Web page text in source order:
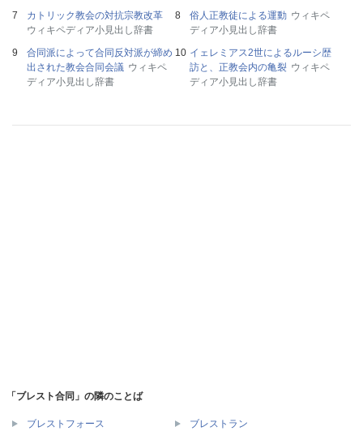
カトリック教会の対抗宗教改革
ウィキペディア小見出し辞書
俗人正教徒による運動 ウィキペ
ディア小見出し辞書
合同派によって合同反対派が締め
出された教会合同会議 ウィキペ
ディア小見出し辞書
イェレミアス2世によるルーシ歴
訪と、正教会内の亀裂 ウィキペ
ディア小見出し辞書
「ブレスト合同」の隣のことば
ブレストフォース ブレストラン